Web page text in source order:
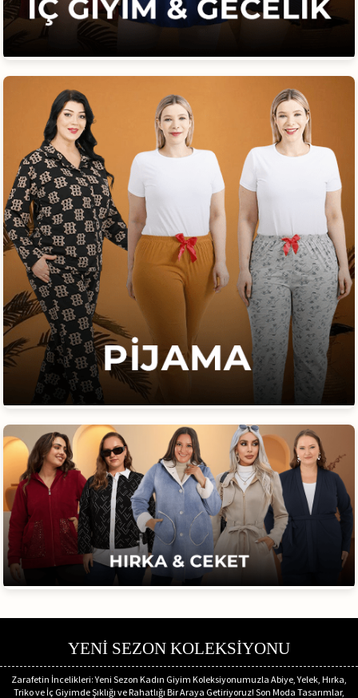
YENİ SEZON KOLEKSİYONU
Zarafetin İncelikleri: Yeni Sezon Kadın Giyim Koleksiyonumuzla Abiye, Yelek, Hırka,
Triko ve İç Giyimde Şıklığı ve Rahatlığı Bir Araya Getiriyoruz! Son Moda Tasarımlar,